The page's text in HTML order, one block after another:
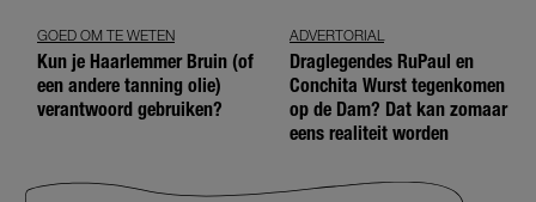
GOED OM TE WETEN
Kun je Haarlemmer Bruin (of
een andere tanning olie)
verantwoord gebruiken?
ADVERTORIAL
Draglegendes RuPaul en
Conchita Wurst tegenkomen
op de Dam? Dat kan zomaar
eens realiteit worden